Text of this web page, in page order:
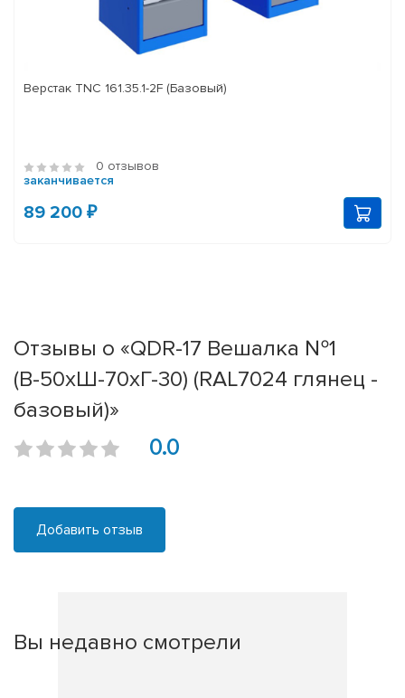
Верстак TNC 161.35.1-2F (Базовый)
0 отзывов
заканчивается
89 200 ₽
Отзывы о «QDR-17 Вешалка №1
(В-50хШ-70хГ-30) (RAL7024 глянец -
базовый)»
0.0
Добавить отзыв
Вы недавно смотрели